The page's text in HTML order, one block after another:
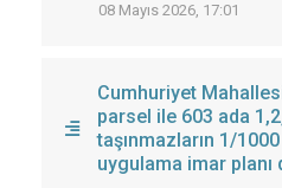
08 Mayıs 2026, 17:01
Cumhuriyet
parsel ile 603 ada
taşınmazların 1/
uygulama imar planı